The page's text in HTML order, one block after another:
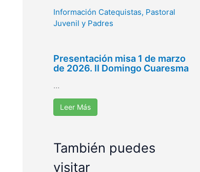
Información Catequistas, Pastoral
Juvenil y Padres
Presentación misa 1 de marzo
de 2026. II Domingo Cuaresma
…
Leer Más
También puedes
visitar